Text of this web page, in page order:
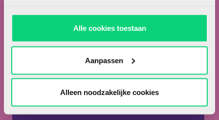
Alle cookies toestaan
Aanpassen
Alleen noodzakelijke cookies
Over HJK
Artikel insturen
Adverteren in HJK
Contact